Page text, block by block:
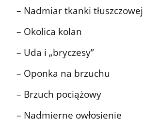
– Nadmiar tkanki tłuszczowej
– Okolica kolan
– Uda i „bryczesy”
– Oponka na brzuchu
– Brzuch pociążowy
– Nadmierne owłosienie